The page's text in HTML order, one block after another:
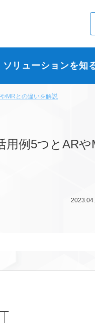
ソリューションを知
MRとの違いを解説
用例5つとARや